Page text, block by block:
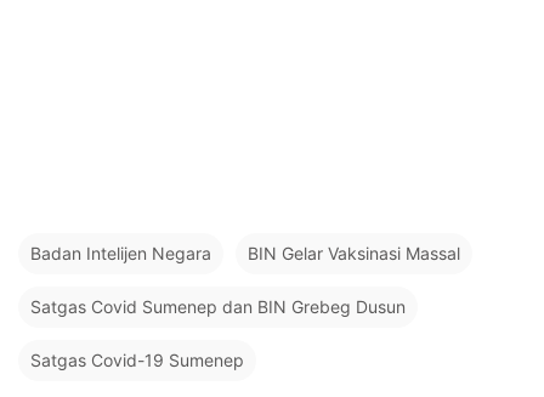
Badan Intelijen Negara BIN Gelar Vaksinasi Massal
Satgas Covid Sumenep dan BIN Grebeg Dusun
Satgas Covid-19 Sumenep